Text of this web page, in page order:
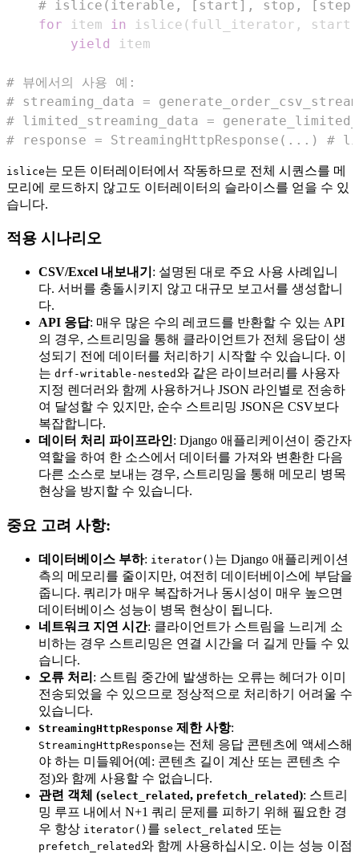
# islice(iterable, [start], stop,
for item in islice ( full_iterator , start
yield
# 뷰에서의 사용 예:
# streaming_data =
# limited_streaming_data =
# response = StreamingHttpResponse(...) #
islice는 모든 이터레이터에서 작동하므로 전체 시퀀스를 메
모리에 로드하지 않고도 이터레이터의 슬라이스를 얻을 수 있
습니다.
적용 시나리오
CSV/Excel 내보내기 : 설명된 대로 주요 사용 사례입니
다. 서버를 충돌시키지 않고 대규모 보고서를 생성합니
다.
API 응답: 매우 많은 수의 레코드를 반환할 수 있는 API
의 경우, 스트리밍을 통해 클라이언트가 전체 응답이 생
성되기 전에 데이터를 처리하기 시작할 수 있습니다. 이
는 drf-writable-nested와 같은 라이브러리를 사용자
지정 렌더러와 함께 사용하거나 JSON 라인별로 전송하
여 달성할 수 있지만, 순수 스트리밍 JSON은 CSV보다
복잡합니다.
데이터 처리 파이프라인: Django 애플리케이션이 중간자
역할을 하여 한 소스에서 데이터를 가져와 변환한 다음
다른 소스로 보내는 경우, 스트리밍을 통해 메모리 병목
현상을 방지할 수 있습니다.
중요 고려 사항:
데이터베이스 부하: iterator() 는 Django 애플리케이션
측의 메모리를 줄이지만, 여전히 데이터베이스에 부담을
줍니다. 쿼리가 매우 복잡하거나 동시성이 매우 높으면
데이터베이스 성능이 병목 현상이 됩니다.
네트워크 지연 시간: 클라이언트가 스트림을 느리게 소
비하는 경우 스트리밍은 연결 시간을 더 길게 만들 수 있
습니다.
오류 처리 : 스트림 중간에 발생하는 오류는 헤더가 이미
전송되었을 수 있으므로 정상적으로 처리하기 어려울 수
있습니다.
StreamingHttpResponse 제한 사항:
StreamingHttpResponse는 전체 응답 콘텐츠에 액세스해
야 하는 미들웨어(예: 콘텐츠 길이 계산 또는 콘텐츠 수
정)와 함께 사용할 수 없습니다.
관련 객체 (select_related , prefetch_related ): 스트리
밍 루프 내에서 N+1 쿼리 문제를 피하기 위해 필요한 경
우 항상 iterator() 를 select_related 또는
prefetch_related와 함께 사용하십시오. 이는 성능 이점